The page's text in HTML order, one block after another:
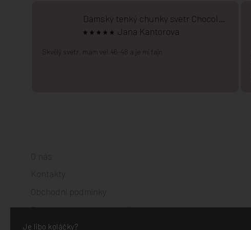
Je libo koláčky?
Dámský tenký chunky svetr Chocolate
Jana Kantorova
Skvělý svetr, mam vel.46-48 a je mi fajn
O nás
Kontakty
Obchodní podmínky
Reklamace a vrácení zboží
Podmínky ochrany osobních údajů